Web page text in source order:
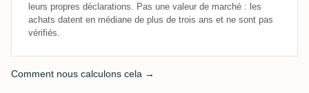
leurs propres déclarations. Pas une valeur de marché : les
achats datent en médiane de plus de trois ans et ne sont pas
vérifiés.
Comment nous calculons cela →